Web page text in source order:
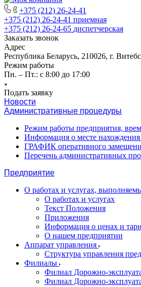
+375 (212) 26-24-41
+375 (212) 26-24-41 приемная
+375 (212) 26-24-65 диспетчерская
Заказать звонок
Адрес
Республика Беларусь, 210026, г.
Режим работы
Пн. – Пт.: с 8:00 до 17:00
Подать заявку
Новости
Административные процедуры
Режим работы предприятия,
Информация о месте
ГРАФИК оперативного
Перечень административных
Предприятие
О работах и услугах,
О работах и услугах
Текст Положения
Приложения
Информация о ценах и
О нашем предприятии
Аппарат управления
Структура управления
Филиалы
Филиал Дорожно-
Филиал Дорожно-